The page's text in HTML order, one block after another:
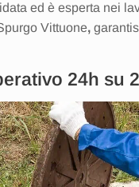
ed è esperta nei
Vittuone,
24h su